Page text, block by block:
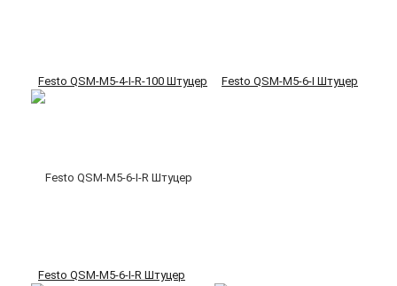
Festo QSM-M5-4-I-R-100 Штуцер Festo QSM-M5-6-I Штуцер
Festo QSM-M5-6-I-R Штуцер